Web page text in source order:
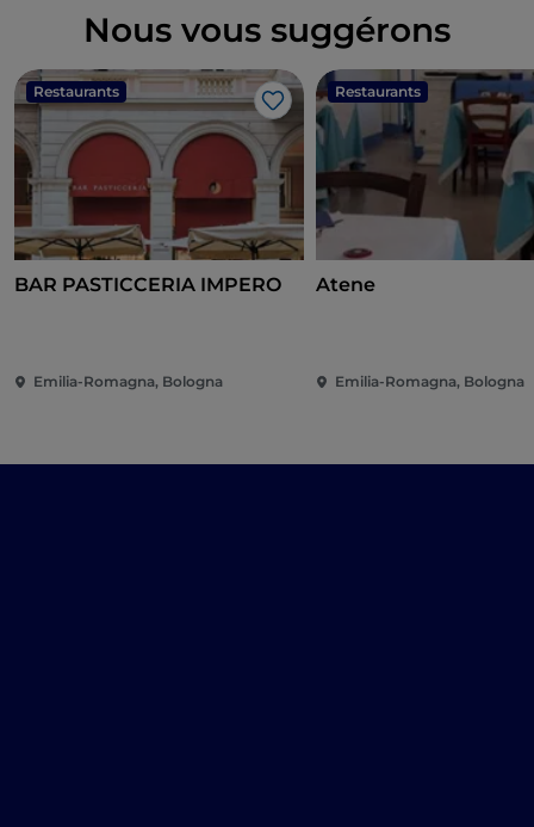
Nous vous suggérons
Restaurants
J’aime
BAR PASTICCERIA IMPERO
Emilia-Romagna, Bologna
Restaurants
Atene
Emilia-Romagna, Bologna